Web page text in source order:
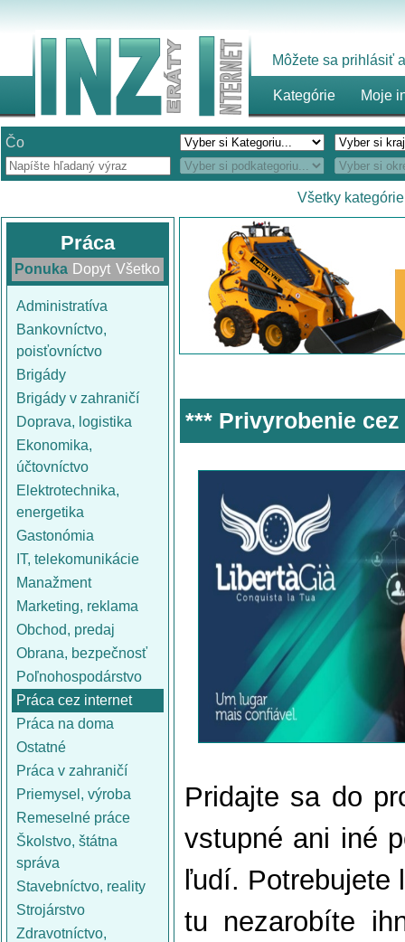
Môžete sa prihlásiť
Kategórie Moje
Čo
Všetky kategórie
Práca
Ponuka Dopyt Všetko
Administratíva
Bankovníctvo,
poisťovníctvo
Brigády
Brigády v zahraničí
Doprava, logistika
Ekonomika,
účtovníctvo
Elektrotechnika,
energetika
Gastonómia
IT, telekomunikácie
Manažment
Marketing, reklama
Obchod, predaj
Obrana, bezpečnosť
Poľnohospodárstvo
Práca cez internet
Práca na doma
Ostatné
Práca v zahraničí
Priemysel, výroba
Remeselné práce
Školstvo, štátna
správa
Stavebníctvo, reality
Strojárstvo
Zdravotníctvo,
*** Privyrobenie
Pridajte sa do
vstupné ani iné
ľudí. Potrebujete
tu nezarobíte